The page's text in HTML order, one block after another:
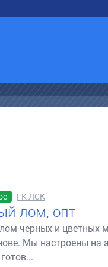
ГК ЛСК
лом, опт
черных и цветных
Мы настроены на